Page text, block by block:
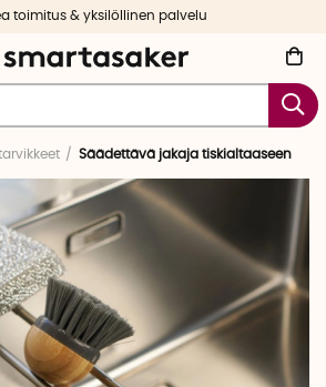
toimitus & yksilöllinen palvelu
Säädettävä jakaja tiskialtaaseen